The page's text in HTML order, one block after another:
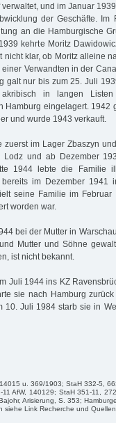
und im Januar
der Geschäfte. Im
an die Hamburgische
kehrte Moritz
nicht klar, ob Moritz alleine
Verwandten in der
galt nur bis zum 25. Juli
in langen
Hamburg eingelagert. 1942
und wurde 1943 verkauft.
zuerst im Lager Zbaszyn
und ab Dezember
1944 lebte die Familie
im Dezember 1941
seine Familie im
worden war.
bei der Mutter in
Mutter und Söhne
ist nicht bekannt.
Juli 1944 ins KZ
sie nach Hamburg
10. Juli 1984 starb sie in
u. 369/1903; StaH 332-5,
AfW, 140129; StaH 351-11,
Arisierung, S. 353;
siehe Link Recherche und